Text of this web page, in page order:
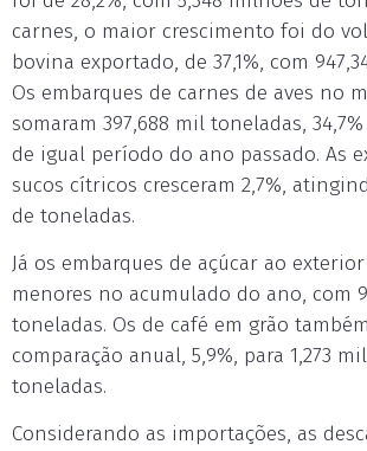
carnes, o maior crescimento foi do
bovina exportado, de 37,1%, com
Os embarques de carnes de aves no
somaram 397,688 mil toneladas,
de igual período do ano passado. As
sucos cítricos cresceram 2,7%,
de toneladas.
Já os embarques de açúcar ao exterior
menores no acumulado do ano, com
toneladas. Os de café em grão
comparação anual, 5,9%, para 1,273
toneladas.
Considerando as importações, as